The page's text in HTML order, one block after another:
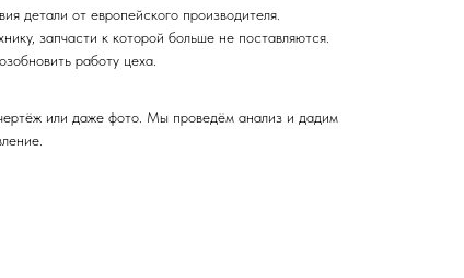
детали от европейского производителя.
запчасти к которой больше не поставляются.
работу цеха.
или даже фото. Мы проведём анализ и дадим